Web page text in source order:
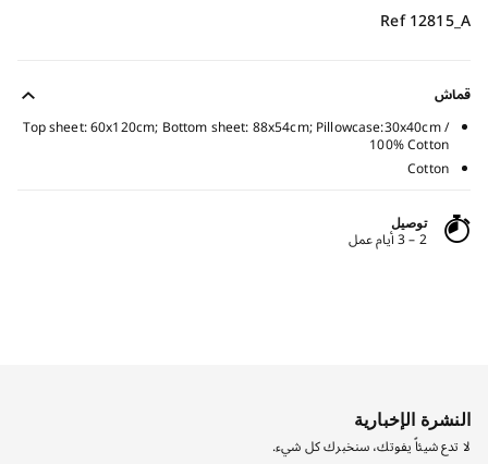
Ref 12815_A
قماش
Top sheet: 60x120cm; Bottom sheet: 88x54cm; Pillowcase:30x40cm /
100% Cotton
Cotton
توصيل
2 – 3 أيام عمل
النشرة الإخبارية
لا تدع شيئاً يفوتك، سنخبرك كل شيء.